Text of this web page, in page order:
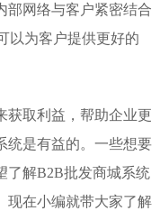
部网络与客户紧密结合
以为客户提供更好的
取利益，帮助企业更
统是有益的。一些想要
了解B2B批发商城系统
现在小编就带大家了解